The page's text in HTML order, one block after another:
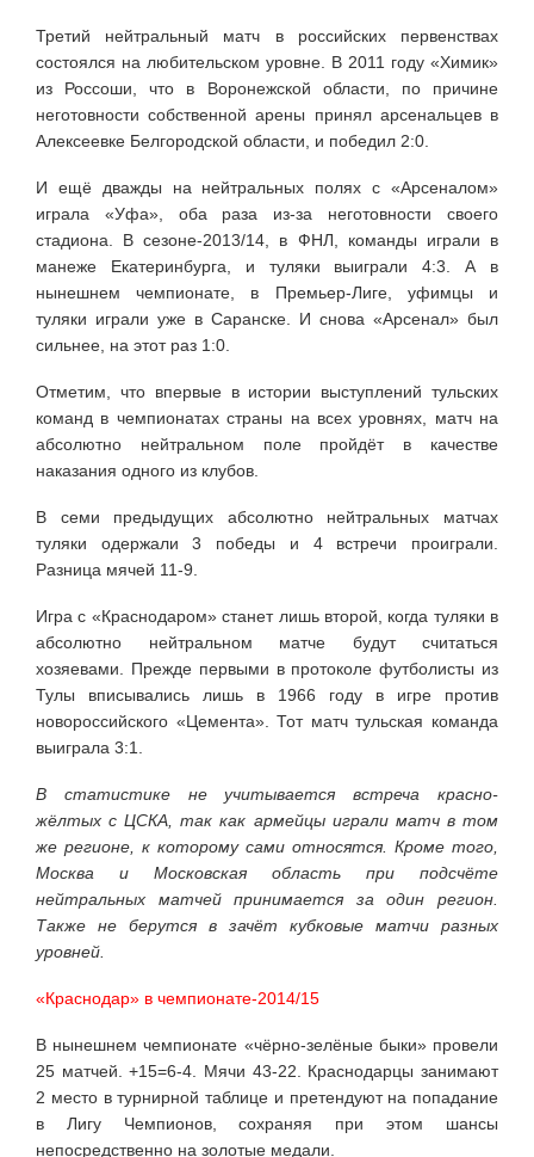
Третий нейтральный матч в российских первенствах
состоялся на любительском уровне. В 2011 году «Химик»
из Россоши, что в Воронежской области, по причине
неготовности собственной арены принял арсенальцев в
Алексеевке Белгородской области, и победил 2:0.
И ещё дважды на нейтральных полях с «Арсеналом»
играла «Уфа», оба раза из-за неготовности своего
стадиона. В сезоне-2013/14, в ФНЛ, команды играли в
манеже Екатеринбурга, и туляки выиграли 4:3. А в
нынешнем чемпионате, в Премьер-Лиге, уфимцы и
туляки играли уже в Саранске. И снова «Арсенал» был
сильнее, на этот раз 1:0.
Отметим, что впервые в истории выступлений тульских
команд в чемпионатах страны на всех уровнях, матч на
абсолютно нейтральном поле пройдёт в качестве
наказания одного из клубов.
В семи предыдущих абсолютно нейтральных матчах
туляки одержали 3 победы и 4 встречи проиграли.
Разница мячей 11-9.
Игра с «Краснодаром» станет лишь второй, когда туляки в
абсолютно нейтральном матче будут считаться
хозяевами. Прежде первыми в протоколе футболисты из
Тулы вписывались лишь в 1966 году в игре против
новороссийского «Цемента». Тот матч тульская команда
выиграла 3:1.
В статистике не учитывается встреча красно-
жёлтых с ЦСКА, так как армейцы играли матч в том
же регионе, к которому сами относятся. Кроме того,
Москва и Московская область при подсчёте
нейтральных матчей принимается за один регион.
Также не берутся в зачёт кубковые матчи разных
уровней.
«Краснодар» в чемпионате-2014/15
В нынешнем чемпионате «чёрно-зелёные быки» провели
25 матчей. +15=6-4. Мячи 43-22. Краснодарцы занимают
2 место в турнирной таблице и претендуют на попадание
в Лигу Чемпионов, сохраняя при этом шансы
непосредственно на золотые медали.